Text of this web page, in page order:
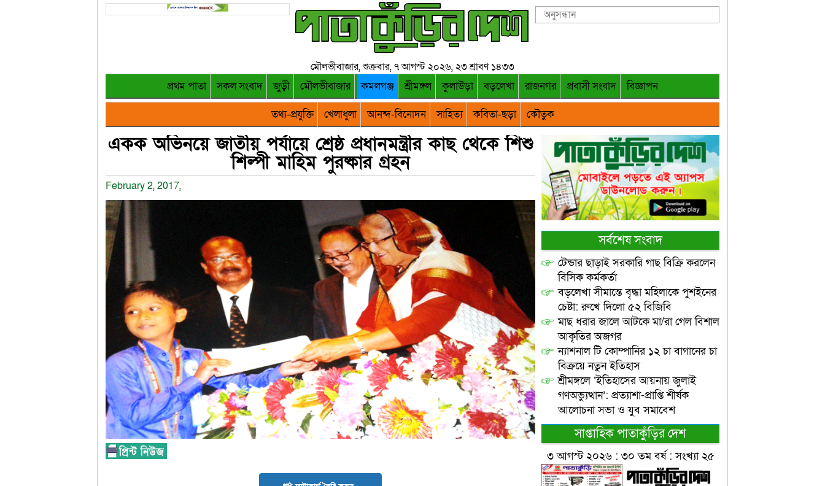
মৌলভীবাজার, শুক্রবার, ৭ আগস্ট ২০২৬, ২৩ শ্রাবণ ১৪৩৩
প্রথম পাতা সকল সংবাদ জুড়ী মৌলভীবাজার কমলগঞ্জ শ্রীমঙ্গল কুলাউড়া বড়লেখা রাজনগর প্রবাসী সংবাদ
বিজ্ঞাপন
তথ্য-প্রযুক্তি
খেলাধুলা আনন্দ-বিনোদন সাহিত্য কবিতা-ছড়া কৌতুক
একক অভিনয়ে জাতীয় পর্যায়ে শ্রেষ্ঠ প্রধানমন্ত্রীর কাছ থেকে শিশু
শিল্পী মাহিম পুরষ্কার গ্রহন
February 2, 2017,
সর্বশেষ সংবাদ
টেন্ডার ছাড়াই সরকারি গাছ বিক্রি করলেন
বিসিক কর্মকর্তা
বড়লেখা সীমান্তে বৃদ্ধা মহিলাকে পুশইনের
চেষ্টা: রুখে দিলো ৫২ বিজিবি
মাছ ধরার জালে আটকে মা/রা গেল বিশাল
আকৃতির অজগর
ন্যাশনাল টি কোম্পানির ১২ চা বাগানের চা
বিক্রয়ে নতুন ইতিহাস
শ্রীমঙ্গলে ‘ইতিহাসের আয়নায় জুলাই
গণঅভ্যুত্থান’: প্রত্যাশা-প্রাপ্তি শীর্ষক
আলোচনা সভা ও যুব সমাবেশ
সাপ্তাহিক পাতাকুঁড়ির দেশ
৩ আগস্ট ২০২৬ : ৩০ তম বর্ষ : সংখ্যা ২৫